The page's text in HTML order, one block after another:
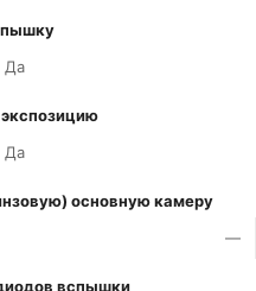
Да
Да
основную камеру
—
вспышки